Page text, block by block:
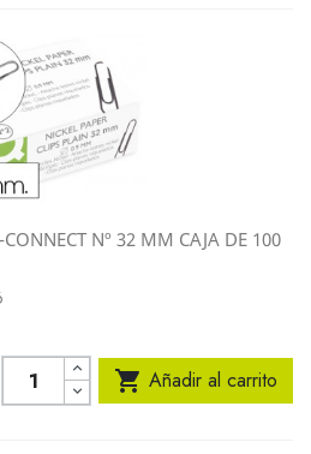
Nº 32 MM CAJA DE 100
 Añadir al carrito